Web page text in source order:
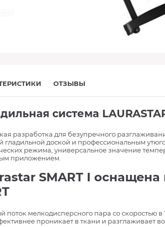
ОТЗЫВЫ
система
разработка для безупречного
гладильной доской и профессиональным
режима, универсальное значение
приложением.
SMART I
мелкодисперсного пара со скоростью в
проникает в ткани и разглаживает